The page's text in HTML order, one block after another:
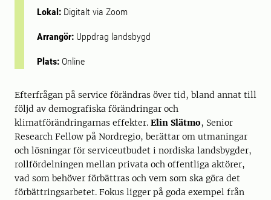
Lokal: Digitalt via Zoom
Arrangör: Uppdrag landsbygd
Plats: Online
Efterfrågan på service förändras över tid, bland annat till
följd av demografiska förändringar och
klimatförändringarnas effekter. Elin Slätmo, Senior
Research Fellow på Nordregio, berättar om utmaningar
och lösningar för serviceutbudet i nordiska landsbygder,
rollfördelningen mellan privata och offentliga aktörer,
vad som behöver förbättras och vem som ska göra det
förbättringsarbetet. Fokus ligger på goda exempel från